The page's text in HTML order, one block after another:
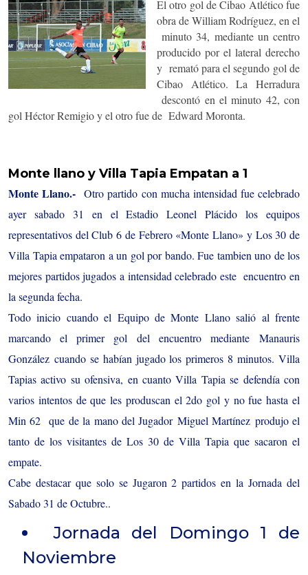
El otro gol de Cibao Atlético fue
obra de William Rodríguez, en el
minuto 34, mediante un centro
producido por el lateral derecho
y remató para el segundo gol de
Cibao Atlético. La Herradura
descontó en el minuto 42, con
gol Héctor Remigio y el otro fue de Edward Moronta.
Monte llano y Villa Tapia Empatan a 1
Monte Llano.- Otro partido con mucha intensidad fue celebrado
ayer sabado 31 en el Estadio Leonel Plácido los equipos
representativos del Club 6 de Febrero «Monte Llano» y Los 30 de
Villa Tapia empataron a un gol por bando. Fue tambien uno de los
mejores partidos jugados a intensidad celebrado este encuentro en
la segunda fecha.
Todo inicio cuando el Equipo de Monte Llano salió al frente
marcando el primer gol del encuentro mediante Manauris
González cuando se habían jugado los primeros 8 minutos. Villa
Tapias activo su ofensiva, en cuanto Villa Tapia se defendía con
varios intentos de que les produscan el 2do gol y no fue hasta el
Min 62 que de la mano del Jugador Miguel Martínez produjo el
tanto de los visitantes de Los 30 de Villa Tapia que sacaron el
empate.
Cabe destacar que solo se Jugaron 2 partidos en la Jornada del
Sabado 31 de Octubre..
Jornada del Domingo 1 de
Noviembre